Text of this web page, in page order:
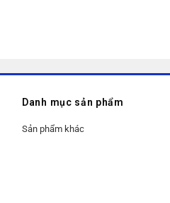
Danh mục sản phẩm
Sản phẩm khác